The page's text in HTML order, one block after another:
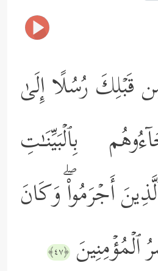
قَبۡلِكَ رُسُلًا إِلَىٰ
بِٱلۡبَیِّنَـٰتِ
أَجۡرَمُواْۖ وَكَانَ
ٱلۡمُؤۡمِنِینَ ﴿٤٧﴾